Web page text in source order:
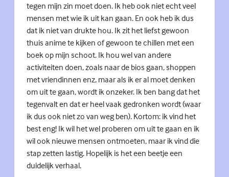
tegen mijn zin moet doen. Ik heb ook niet echt veel
mensen met wie ik uit kan gaan. En ook heb ik dus
dat ik niet van drukte hou. Ik zit het liefst gewoon
thuis anime te kijken of gewoon te chillen met een
boek op mijn schoot. Ik hou wel van andere
activiteiten doen, zoals naar de bios gaan, shoppen
met vriendinnen enz, maar als ik er al moet denken
om uit te gaan, wordt ik onzeker. Ik ben bang dat het
tegenvalt en dat er heel vaak gedronken wordt (waar
ik dus ook niet zo van weg ben). Kortom: ik vind het
best eng! Ik wil het wel proberen om uit te gaan en ik
wil ook nieuwe mensen ontmoeten, maar ik vind die
stap zetten lastig. Hopelijk is het een beetje een
duidelijk verhaal.